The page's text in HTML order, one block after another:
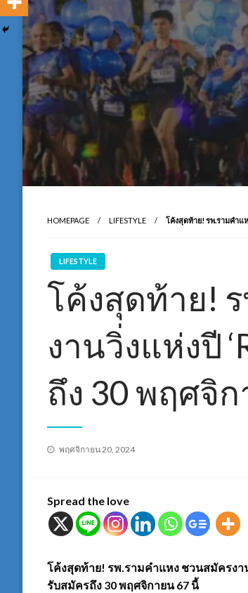
HOMEPAGE LIFESTYLE โค้งสุดท้าย! รพ.รามคำแห
LIFESTYLE
โค้งสุดท้าย!
งานวิ่งแห่งปี
ถึง 30 พฤศจิ
Posted
พฤศจิกายน 20, 2024
Spread the love
โค้งสุดท้าย! รพ.รามคำแหง ชวนสมัครงาน
รับสมัครถึง 30 พฤศจิกายน 67 นี้